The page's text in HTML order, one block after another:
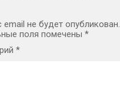
не будет опубликован.
поля помечены *
*